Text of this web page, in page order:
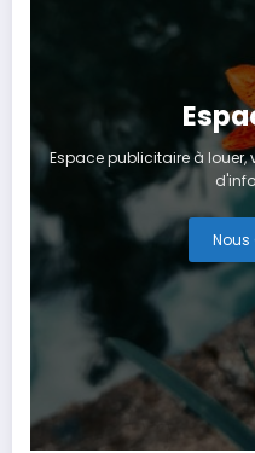
Espace publicitaire à